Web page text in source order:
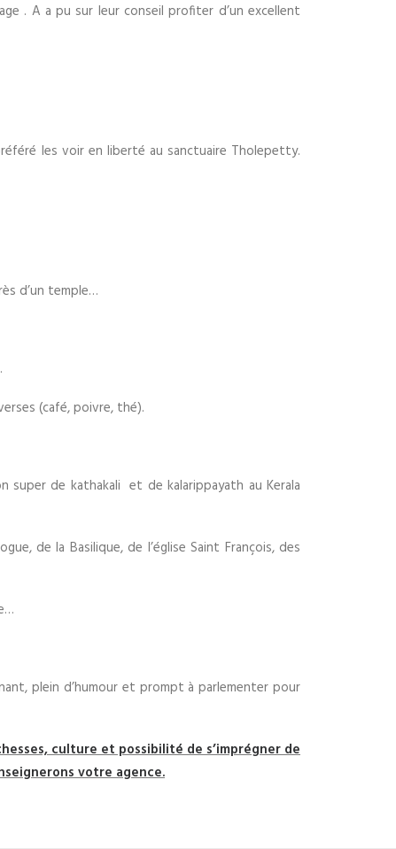
. A a pu sur leur conseil profiter d’un excellent
les voir en liberté au sanctuaire Tholepetty.
d’un temple…
(café, poivre, thé).
super de kathakali et de kalarippayath au Kerala
de la Basilique, de l’église Saint François, des
plein d’humour et prompt à parlementer pour
culture et possibilité de s’imprégner de
votre agence.